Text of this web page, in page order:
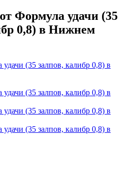
Формула удачи (35
0,8) в Нижнем